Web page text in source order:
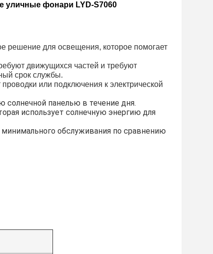
фонари LYD-S7060
решение для освещения, которое помогает
движущихся частей и требуют
срок службы.
или подключения к электрической
панелью в течение дня.
использует солнечную энергию для
обслуживания по сравнению